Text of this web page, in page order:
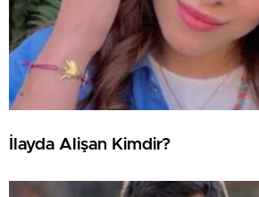
İlayda Alişan Kimdir?